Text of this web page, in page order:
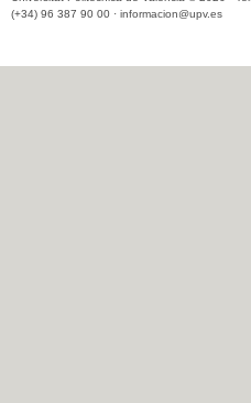
(+34) 96 387 90 00 · informacion@upv.es